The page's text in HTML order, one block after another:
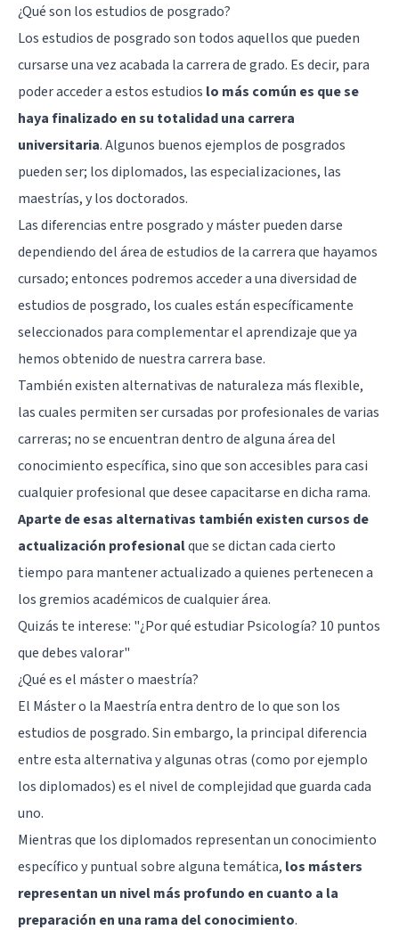
¿Qué son los estudios de posgrado?
Los estudios de posgrado son todos aquellos que pueden
cursarse una vez acabada la carrera de grado. Es decir, para
poder acceder a estos estudios lo más común es que se
haya finalizado en su totalidad una carrera
universitaria. Algunos buenos ejemplos de posgrados
pueden ser; los diplomados, las especializaciones, las
maestrías, y los doctorados.
Las diferencias entre posgrado y máster pueden darse
dependiendo del área de estudios de la carrera que hayamos
cursado; entonces podremos acceder a una diversidad de
estudios de posgrado, los cuales están específicamente
seleccionados para complementar el aprendizaje que ya
hemos obtenido de nuestra carrera base.
También existen alternativas de naturaleza más flexible,
las cuales permiten ser cursadas por profesionales de varias
carreras; no se encuentran dentro de alguna área del
conocimiento específica, sino que son accesibles para casi
cualquier profesional que desee capacitarse en dicha rama.
Aparte de esas alternativas también existen cursos de
actualización profesionalque se dictan cada cierto
tiempo para mantener actualizado a quienes pertenecen a
los gremios académicos de cualquier área.
Quizás te interese: "¿Por qué estudiar Psicología? 10 puntos
que debes valorar"
¿Qué es el máster o maestría?
El Máster o la Maestría entra dentro de lo que son los
estudios de posgrado. Sin embargo, la principal diferencia
entre esta alternativa y algunas otras (como por ejemplo
los diplomados) es el nivel de complejidad que guarda cada
uno.
Mientras que los diplomados representan un conocimiento
específico y puntual sobre alguna temática, los másters
representan un nivel más profundo en cuanto a la
preparación en una rama del conocimiento.